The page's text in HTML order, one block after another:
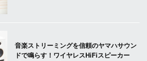
音楽ストリーミングを信頼のヤマハサウン
ドで鳴らす！ワイヤレスHiFiスピーカー